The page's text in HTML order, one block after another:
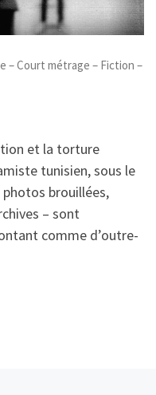
– Court métrage – Fiction –
et la torture
tunisien, sous le
photos brouillées,
– sont
comme d’outre-